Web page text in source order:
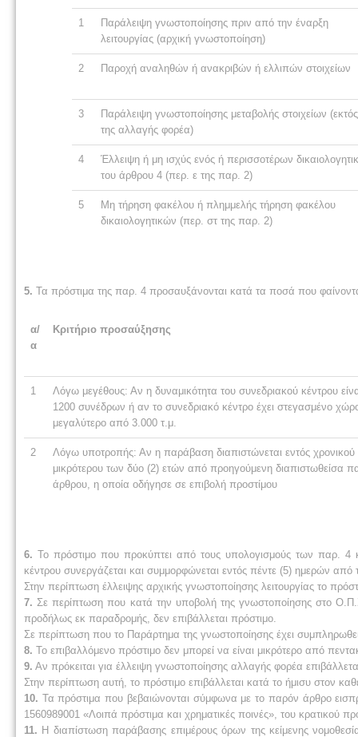
1
Παράλειψη γνωστοποίησης πριν από την έναρξη
λειτουργίας (αρχική γνωστοποίηση)
2 Παροχή αναληθών ή ανακριβών ή ελλιπών στοιχείων
3
Παράλειψη γνωστοποίησης μεταβολής στοιχείων (εκτός
της αλλαγής φορέα)
4
Έλλειψη ή μη ισχύς ενός ή περισσοτέρων
του άρθρου 4 (περ. ε της παρ. 2)
5
Μη τήρηση φακέλου ή πλημμελής τήρηση φακέλου
δικαιολογητικών (περ. στ της παρ. 2)
5. Τα πρόστιμα της παρ. 4 προσαυξάνονται κατά τα ποσά που
α/
α
Κριτήριο προσαύξησης
1
Λόγω μεγέθους: Αν η δυναμικότητα του συνεδριακού κέντρου
1200 συνέδρων ή αν το συνεδριακό κέντρο έχει στεγασμένο
μεγαλύτερο από 3.000 τ.μ.
2
Λόγω υποτροπής: Αν η παράβαση διαπιστώνεται εντός χρονικού
μικρότερου των δύο (2) ετών από προηγούμενη διαπιστωθείσα
άρθρου, η οποία οδήγησε σε επιβολή προστίμου
6. Το πρόστιμο που προκύπτει από τους υπολογισμούς των παρ. 4
κέντρου συνεργάζεται και συμμορφώνεται εντός πέντε (5) ημερών από
Στην περίπτωση έλλειψης αρχικής γνωστοποίησης λειτουργίας το
7. Σε περίπτωση που κατά την υποβολή της γνωστοποίησης στο
προδήλως εκ παραδρομής, δεν επιβάλλεται πρόστιμο.
Σε περίπτωση που το Παράρτημα της γνωστοποίησης έχει
8. Το επιβαλλόμενο πρόστιμο δεν μπορεί να είναι μικρότερο από
9. Αν πρόκειται για έλλειψη γνωστοποίησης αλλαγής φορέα
Στην περίπτωση αυτή, το πρόστιμο επιβάλλεται κατά το ήμισυ στον
10. Τα πρόστιμα που βεβαιώνονται σύμφωνα με το παρόν άρθρο
1560989001 «Λοιπά πρόστιμα και χρηματικές ποινές», του κρατικού
11. Η διαπίστωση παράβασης επιμέρους όρων της κείμενης